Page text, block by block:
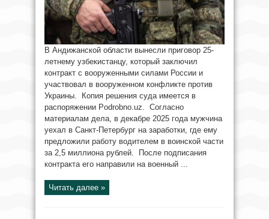
В Андижанской области вынесли приговор 25-
летнему узбекистанцу, который заключил
контракт с вооруженными силами России и
участвовал в вооруженном конфликте против
Украины. Копия решения суда имеется в
распоряжении Podrobno.uz. Согласно
материалам дела, в декабре 2025 года мужчина
уехал в Санкт-Петербург на заработки, где ему
предложили работу водителем в воинской части
за 2,5 миллиона рублей. После подписания
контракта его направили на военный ...
Читать далее »